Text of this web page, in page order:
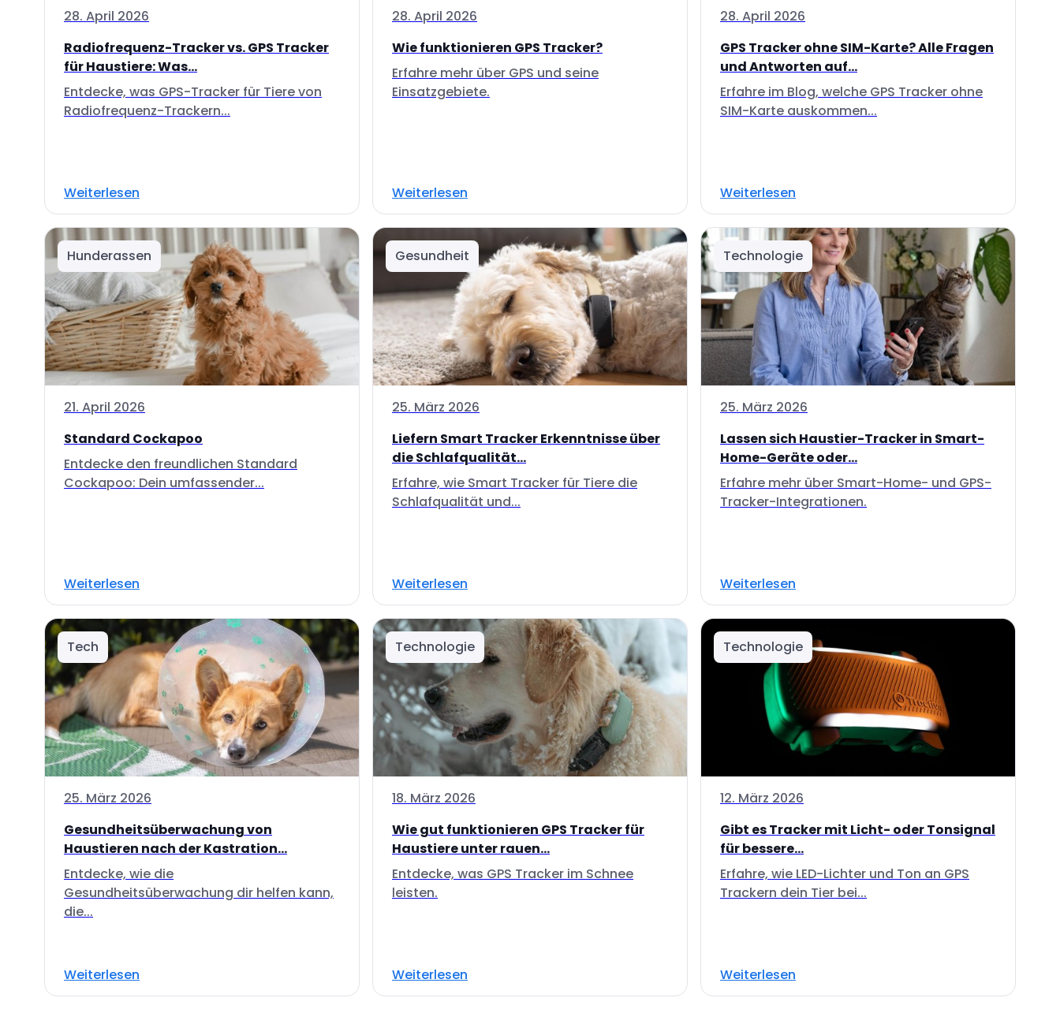
28. April 2026
Radiofrequenz-Tracker vs. GPS Tracker
für Haustiere: Was...
Entdecke, was GPS-Tracker für Tiere von
Radiofrequenz-Trackern...
Weiterlesen
28. April 2026
Wie funktionieren GPS Tracker?
Erfahre mehr über GPS und seine
Einsatzgebiete.
Weiterlesen
28. April 2026
GPS Tracker ohne SIM-Karte? Alle Fragen
und Antworten auf...
Erfahre im Blog, welche GPS Tracker ohne
SIM-Karte auskommen...
Weiterlesen
Hunderassen
21. April 2026
Standard Cockapoo
Entdecke den freundlichen Standard
Cockapoo: Dein umfassender...
Weiterlesen
Gesundheit
25. März 2026
Liefern Smart Tracker Erkenntnisse über
die Schlafqualität...
Erfahre, wie Smart Tracker für Tiere die
Schlafqualität und...
Weiterlesen
Technologie
25. März 2026
Lassen sich Haustier-Tracker in Smart-
Home-Geräte oder...
Erfahre mehr über Smart-Home- und GPS-
Tracker-Integrationen.
Weiterlesen
Tech
25. März 2026
Gesundheitsüberwachung von
Haustieren nach der Kastration...
Entdecke, wie die
Gesundheitsüberwachung dir helfen kann,
die...
Weiterlesen
Technologie
18. März 2026
Wie gut funktionieren GPS Tracker für
Haustiere unter rauen...
Entdecke, was GPS Tracker im Schnee
leisten.
Weiterlesen
Technologie
12. März 2026
Gibt es Tracker mit Licht- oder Tonsignal
für bessere...
Erfahre, wie LED-Lichter und Ton an GPS
Trackern dein Tier bei...
Weiterlesen